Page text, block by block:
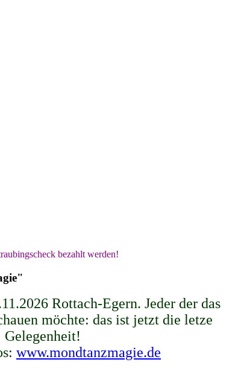
bezahlt werden!
Rottach-Egern. Jeder der das
möchte: das ist jetzt die letze
Gelegenheit!
www.mondtanzmagie.de